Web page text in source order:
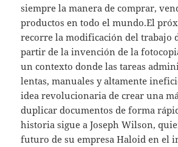
siempre la manera de comprar,
productos en todo el mundo.El
recorre la modificación del trabajo
partir de la invención de la
un contexto donde las tareas
lentas, manuales y altamente
idea revolucionaria de crear una
duplicar documentos de forma
historia sigue a Joseph Wilson,
futuro de su empresa Haloid en el